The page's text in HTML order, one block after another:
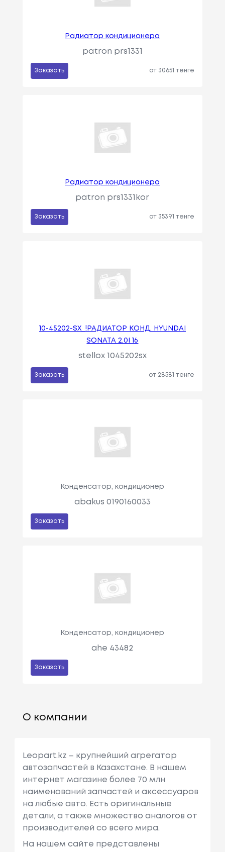
Радиатор кондиционера
patron prs1331
Заказать от 30651 тенге
Радиатор кондиционера
patron prs1331kor
Заказать от 35391 тенге
10-45202-SX_!РАДИАТОР КОНД. HYUNDAI
SONATA 2.0I 16
stellox 1045202sx
Заказать от 28581 тенге
Конденсатор, кондиционер
abakus 0190160033
Заказать
Конденсатор, кондиционер
ahe 43482
Заказать
О компании
Leopart.kz – крупнейший агрегатор
автозапчастей в Казахстане. В нашем
интернет магазине более 70 млн
наименований запчастей и аксессуаров
на любые авто. Есть оригинальные
детали, а также множество аналогов от
производителей со всего мира.
На нашем сайте представлены